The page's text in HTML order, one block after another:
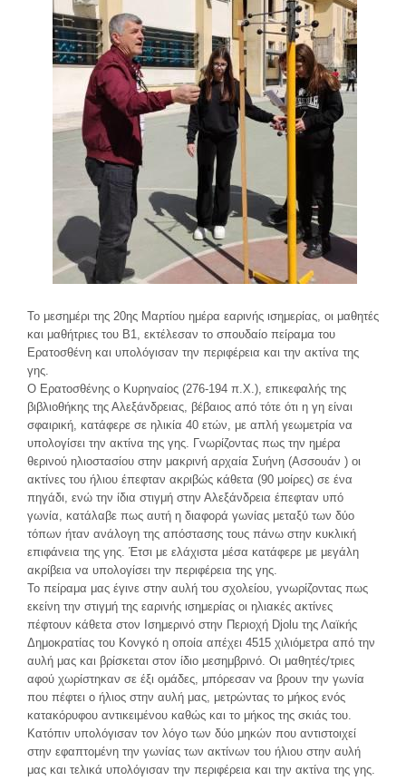
Το μεσημέρι της 20ης Μαρτίου ημέρα εαρινής ισημερίας, οι μαθητές
και μαθήτριες του Β1, εκτέλεσαν το σπουδαίο πείραμα του
Ερατοσθένη και υπολόγισαν την περιφέρεια και την ακτίνα της
γης.
Ο Ερατοσθένης ο Κυρηναίος (276-194 π.Χ.), επικεφαλής της
βιβλιοθήκης της Αλεξάνδρειας, βέβαιος από τότε ότι η γη είναι
σφαιρική, κατάφερε σε ηλικία 40 ετών, με απλή γεωμετρία να
υπολογίσει την ακτίνα της γης. Γνωρίζοντας πως την ημέρα
θερινού ηλιοστασίου στην μακρινή αρχαία Συήνη (Ασσουάν ) οι
ακτίνες του ήλιου έπεφταν ακριβώς κάθετα (90 μοίρες) σε ένα
πηγάδι, ενώ την ίδια στιγμή στην Αλεξάνδρεια έπεφταν υπό
γωνία, κατάλαβε πως αυτή η διαφορά γωνίας μεταξύ των δύο
τόπων ήταν ανάλογη της απόστασης τους πάνω στην κυκλική
επιφάνεια της γης. Έτσι με ελάχιστα μέσα κατάφερε με μεγάλη
ακρίβεια να υπολογίσει την περιφέρεια της γης.
Το πείραμα μας έγινε στην αυλή του σχολείου, γνωρίζοντας πως
εκείνη την στιγμή της εαρινής ισημερίας οι ηλιακές ακτίνες
πέφτουν κάθετα στον Ισημερινό στην Περιοχή Djolu της Λαϊκής
Δημοκρατίας του Κονγκό η οποία απέχει 4515 χιλιόμετρα από την
αυλή μας και βρίσκεται στον ίδιο μεσημβρινό. Οι μαθητές/τριες
αφού χωρίστηκαν σε έξι ομάδες, μπόρεσαν να βρουν την γωνία
που πέφτει ο ήλιος στην αυλή μας, μετρώντας το μήκος ενός
κατακόρυφου αντικειμένου καθώς και το μήκος της σκιάς του.
Κατόπιν υπολόγισαν τον λόγο των δύο μηκών που αντιστοιχεί
στην εφαπτομένη την γωνίας των ακτίνων του ήλιου στην αυλή
μας και τελικά υπολόγισαν την περιφέρεια και την ακτίνα της γης.